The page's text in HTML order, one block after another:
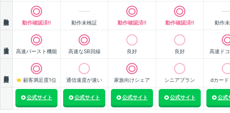
動作確認済!! 動作未検証 動作確認済!! 動作確認済!! 動作
高速バースト機能 高速なSB回線 良好 良好 高速ド
顧客満足度1位 通信速度が速い 家族向けシェア シニアプラン dカード
公式サイト 公式サイト 公式サイト 公式サイト 公式